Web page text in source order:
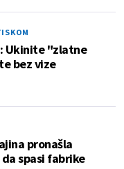
Ukinite "zlatne
bez vize
pronašla
spasi fabrike